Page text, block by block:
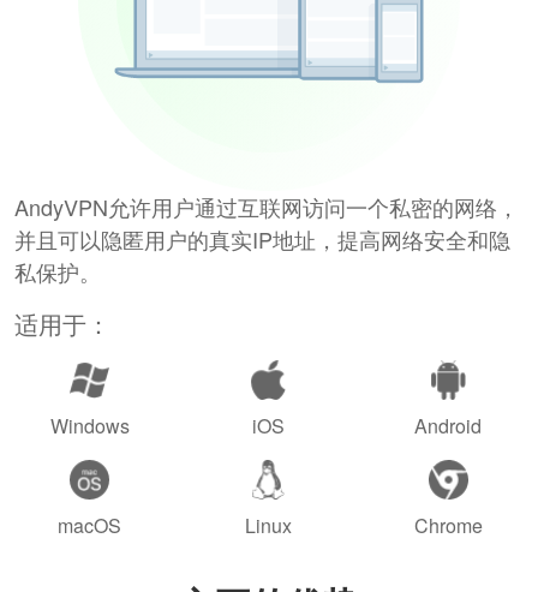
AndyVPN允许用户通过互联网访问一个私密的网络，
并且可以隐匿用户的真实IP地址，提高网络安全和隐
私保护。
适用于：
Windows iOS Android
macOS Linux Chrome